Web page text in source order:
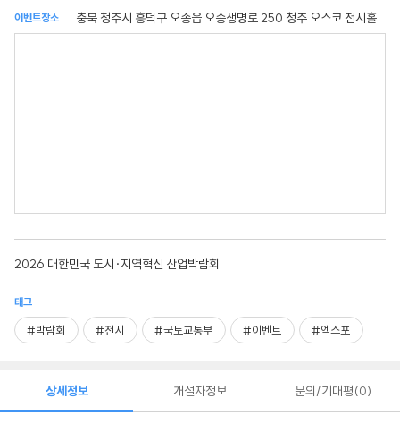
이벤트장소 충북 청주시 흥덕구 오송읍 오송생명로 250 청주 오스코 전시홀
2026 대한민국 도시·지역혁신 산업박람회
태그
#박람회 #전시 #국토교통부 #이벤트 #엑스포
상세정보 개설자정보 문의/기대평 0